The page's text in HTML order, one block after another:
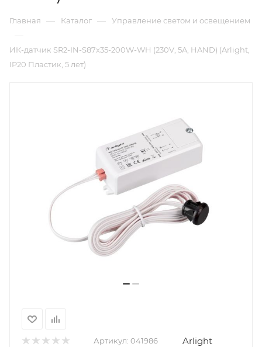
Главная — Каталог — Управление светом и освещением
—
ИК-датчик SR2-IN-S87x35-200W-WH (230V, 5A, HAND) (Arlight,
IP20 Пластик, 5 лет)
Артикул: 041986 Arlight